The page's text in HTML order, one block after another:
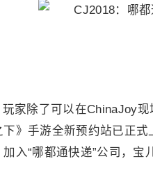
除了可以在ChinaJoy现场
下》手游全新预约站已正
入“哪都通快递”公司，宝